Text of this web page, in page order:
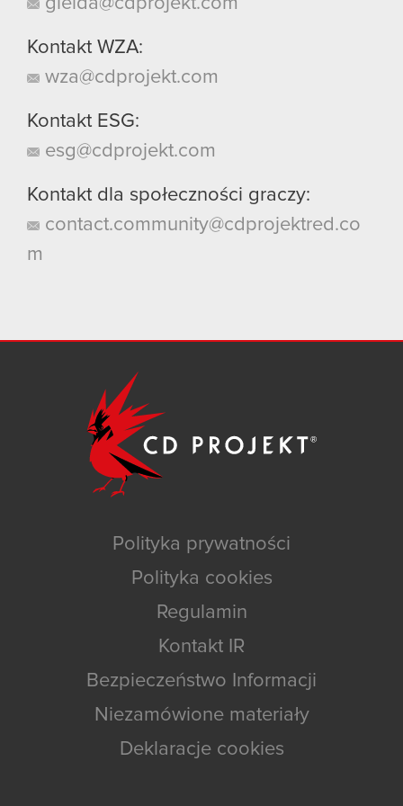
gielda@cdprojekt.com
Kontakt WZA:
wza@cdprojekt.com
Kontakt ESG:
esg@cdprojekt.com
Kontakt dla społeczności graczy:
contact.community@cdprojektred.co
m
Polityka prywatności
Polityka cookies
Regulamin
Kontakt IR
Bezpieczeństwo Informacji
Niezamówione materiały
Deklaracje cookies